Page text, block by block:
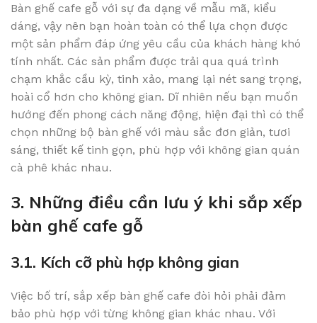
Bàn ghế cafe gỗ với sự đa dạng về mẫu mã, kiểu
dáng, vậy nên bạn hoàn toàn có thể lựa chọn được
một sản phẩm đáp ứng yêu cầu của khách hàng khó
tính nhất. Các sản phẩm được trải qua quá trình
chạm khắc cầu kỳ, tinh xảo, mang lại nét sang trọng,
hoài cổ hơn cho không gian. Dĩ nhiên nếu bạn muốn
hướng đến phong cách năng động, hiện đại thì có thể
chọn những bộ bàn ghế với màu sắc đơn giản, tươi
sáng, thiết kế tinh gọn, phù hợp với không gian quán
cà phê khác nhau.
3. Những điều cần lưu ý khi sắp xếp
bàn ghế cafe gỗ
3.1. Kích cỡ phù hợp không gian
Việc bố trí, sắp xếp bàn ghế cafe đòi hỏi phải đảm
bảo phù hợp với từng không gian khác nhau. Với